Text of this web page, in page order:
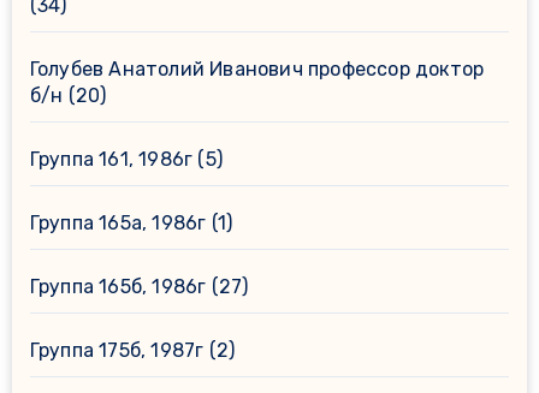
(34)
Голубев Анатолий Иванович профессор доктор
б/н (20)
Группа 161, 1986г (5)
Группа 165а, 1986г (1)
Группа 165б, 1986г (27)
Группа 175б, 1987г (2)